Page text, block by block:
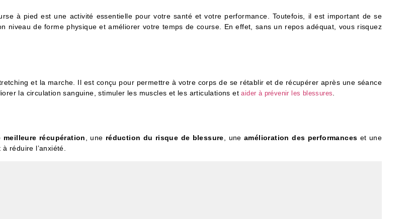
à pied est une activité essentielle pour votre santé et votre performance. Toutefois, il est important de se
niveau de forme physique et améliorer votre temps de course. En effet, sans un repos adéquat, vous risquez
et la marche. Il est conçu pour permettre à votre corps de se rétablir et de récupérer après une séance
la circulation sanguine, stimuler les muscles et les articulations etaider à prévenir les blessures
meilleure récupération, une réduction du risque de blessure, uneamélioration des performances et une
réduire l’anxiété.